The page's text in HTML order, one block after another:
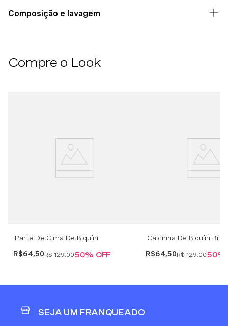
Composição e lavagem
Compre o Look
Parte De Cima De Biquíni
R$64,50R$ 129,0050% OFF
Calcinha De Biquíni
R$64,50R$ 129,0050%
SEJA UM FRANQUEADO